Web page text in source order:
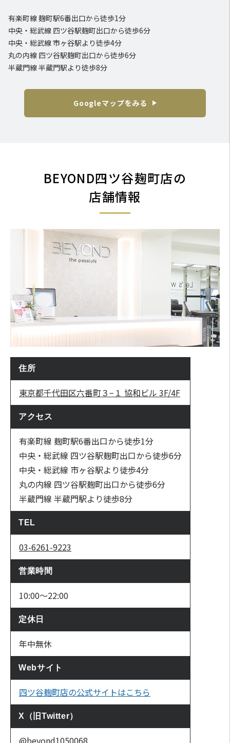
有楽町線 麹町駅6番出口から徒歩1分
中央・総武線 四ツ谷駅麹町出口から徒歩6分
中央・総武線 市ヶ谷駅より徒歩4分
丸の内線 四ツ谷駅麹町出口から徒歩6分
半蔵門線 半蔵門駅より徒歩8分
Googleマップをみる
BEYOND四ツ谷麹町店の
店舗情報
住所
東京都千代田区六番町３−１ 協和ビル 3F/4F
アクセス
有楽町線 麹町駅6番出口から徒歩1分
中央・総武線 四ツ谷駅麹町出口から徒歩6分
中央・総武線 市ヶ谷駅より徒歩4分
丸の内線 四ツ谷駅麹町出口から徒歩6分
半蔵門線 半蔵門駅より徒歩8分
TEL
03-6261-9223
営業時間
10:00〜22:00
定休日
年中無休
Webサイト
四ツ谷麹町店の公式サイトはこちら
X（旧Twitter）
@beyond1050068